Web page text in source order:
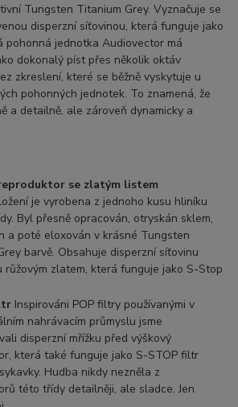
Tungsten Titanium Grey. Vyznačuje se
disperzní síťovinou, která funguje jako
jednotka Audiovector má
dokonalý píst přes několik oktáv
zkreslení, které se běžně vyskytuje u
pohonných jednotek. To znamená, že
a detailně, ale zároveň dynamicky a
se zlatým listem
je vyrobena z jednoho kusu hliníku
Byl přesně opracován, otryskán sklem,
a poté eloxován v krásné Tungsten
barvě. Obsahuje disperzní síťovinu
růžovým zlatem, která funguje jako S-Stop
Inspirováni POP filtry používanými v
nahrávacím průmyslu jsme
disperzní mřížku před výškový
která také funguje jako S-STOP filtr
Hudba nikdy nezněla z
této třídy detailněji, ale sladce. Jen